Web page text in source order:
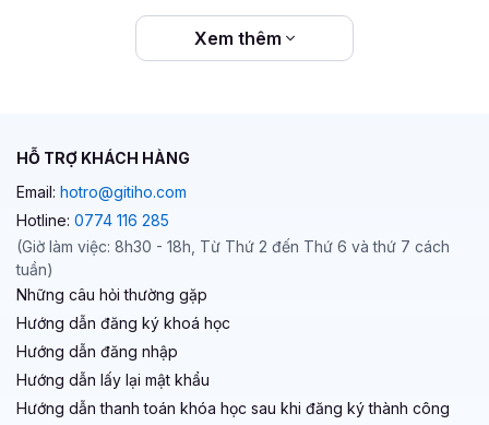
khả năng của bạn. Bạn có thể dễ dàng ôn lại kiến
thức mọi lúc bạn muốn.
khác, cũng như nhận được sự hỗ trợ của giảng viên
khóa học hay người hướng dẫn.
Cuối cùng, khóa học online này dành cho tất cả những ai
chưa biết học VBA ở đâu ngay cả khi bạn mới bắt đầu làm
quen với công cụ này hoặc muốn học nâng cao hơn.
Đăng ký học thử ngay và trải nghiệm bạn nhé!
Xem thêm
HỖ TRỢ KHÁCH HÀNG
Email: hotro@gitiho.com
Hotline: 0774 116 285
(Giờ làm việc: 8h30 - 18h, Từ Thứ 2 đến Thứ 6 và thứ 7 cách
tuần)
Những câu hỏi thường gặp
Hướng dẫn đăng ký khoá học
Hướng dẫn đăng nhập
Hướng dẫn lấy lại mật khẩu
Hướng dẫn thanh toán khóa học sau khi đăng ký thành công